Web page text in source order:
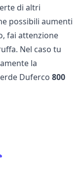
di altri
possibili aumenti
fai attenzione
Nel caso tu
la
Duferco 800